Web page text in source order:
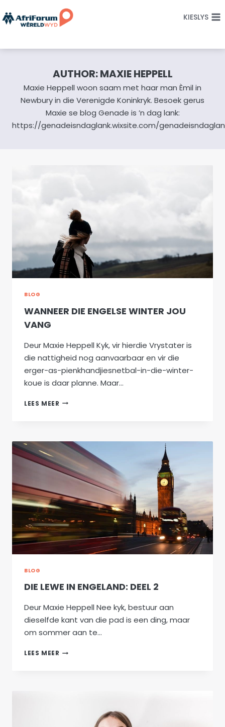
to
KIESLYS
AUTHOR: MAXIE HEPPELL
Maxie Heppell woon saam met haar man Èmil in
Newbury in die Verenigde Koninkryk. Besoek gerus
Maxie se blog Genade is ’n dag lank:
https://genadeisndaglank.wixsite.com/
BLOG
WANNEER DIE ENGELSE WINTER JOU
VANG
Deur Maxie Heppell Kyk, vir hierdie Vrystater is
die nattigheid nog aanvaarbaar en vir die
erger-as-pienkhandjiesnetbal-in-die-winter-
koue is daar planne. Maar…
LEES MEER WANNEER
JOU
VANG
BLOG
DIE LEWE IN ENGELAND: DEEL 2
Deur Maxie Heppell Nee kyk, bestuur aan
dieselfde kant van die pad is een ding, maar
om sommer aan te…
LEES MEER DIE